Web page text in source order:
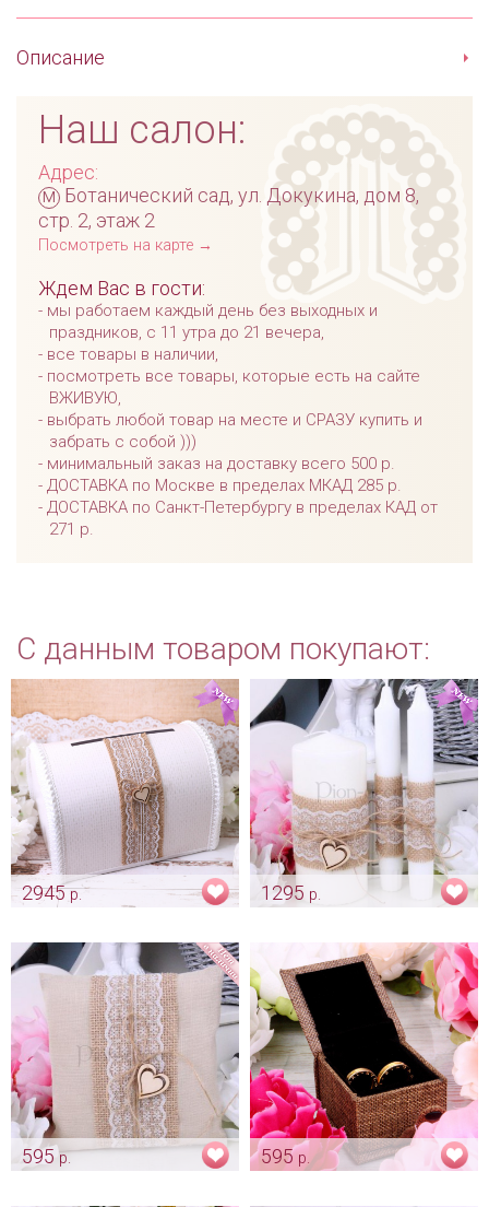
Описание
Наш салон:
Адрес:
м Ботанический сад, ул. Докукина, дом 8,
стр. 2, этаж 2
Посмотреть на карте →
Ждем Вас в гости:
мы работаем каждый день без выходных и
праздников, с 11 утра до 21 вечера,
все товары в наличии,
посмотреть все товары, которые есть на сайте
ВЖИВУЮ,
выбрать любой товар на месте и СРАЗУ купить и
забрать с собой )))
минимальный заказ на доставку всего 500 р.
ДОСТАВКА по Москве в пределах МКАД 285 р.
ДОСТАВКА по Санкт-Петербургу в пределах КАД от
271 р.
С данным товаром покупают:
2945р.
Арт: sun_0179
1295 р.
595 р.
595р.